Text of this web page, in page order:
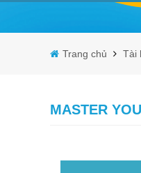
Trang chủ Tài
MASTER